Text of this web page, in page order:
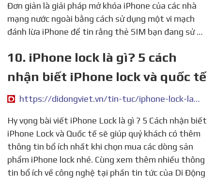
Đơn giản là giải pháp mở khóa iPhone của các nhà
mạng nước ngoài bằng cách sử dụng một vi mạch
đánh lừa iPhone để tin rằng thẻ SIM bạn đang sử …
10. iPhone lock là gì? 5 cách
nhận biết iPhone lock và quốc tế
https://didongviet.vn/tin-tuc/iphone-lock-la-gi-5-cach-nhan-biet-iphone-lock-va-quoc-te/
Hy vọng bài viết iPhone Lock là gì ? 5 Cách nhận biết
iPhone Lock và Quốc tế sẽ giúp quý khách có thêm
thông tin bổ ích nhất khi chọn mua các dòng sản
phẩm iPhone lock nhé. Cùng xem thêm nhiều thông
tin bổ ích về công nghệ tại phần tin tức của Di Động